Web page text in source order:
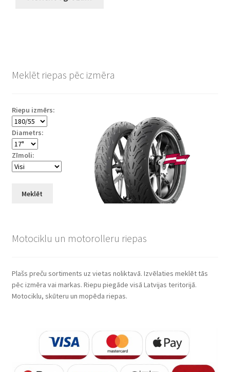
Meklēt riepas pēc izmēra
Riepu izmērs:
Diametrs:
Zīmoli:
Meklēt
Motociklu un motorolleru riepas
Plašs preču sortiments uz vietas noliktavā. Izvēlaties meklēt tās
pēc izmēra vai markas. Riepu piegāde visā Latvijas teritorijā.
Motociklu, skūteru un mopēda riepas.